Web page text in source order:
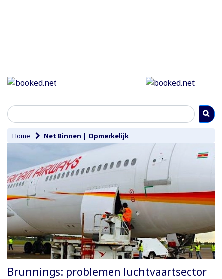
Home Net Binnen | Opmerkelijk
Brunnings: problemen luchtvaartsector